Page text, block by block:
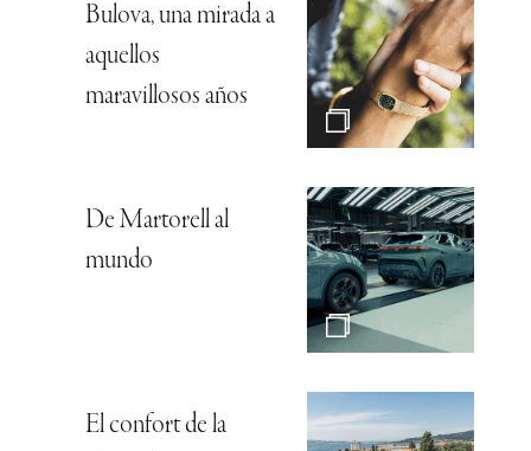
Bulova, una mirada a
aquellos
maravillosos años
De Martorell al
mundo
El confort de la